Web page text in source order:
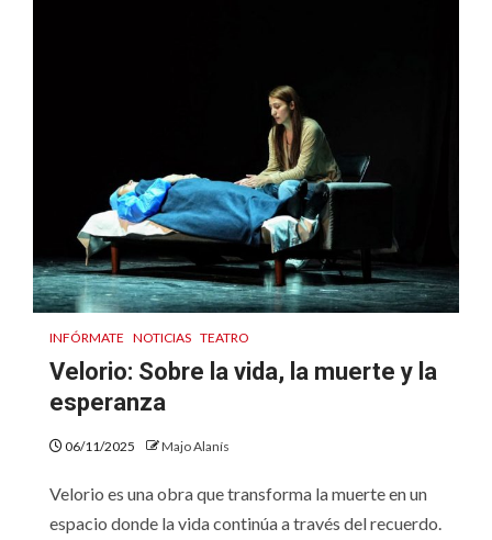
INFÓRMATE NOTICIAS TEATRO
Velorio: Sobre la vida, la muerte y la
esperanza
06/11/2025 Majo Alanís
Velorio es una obra que transforma la muerte en un
espacio donde la vida continúa a través del recuerdo.